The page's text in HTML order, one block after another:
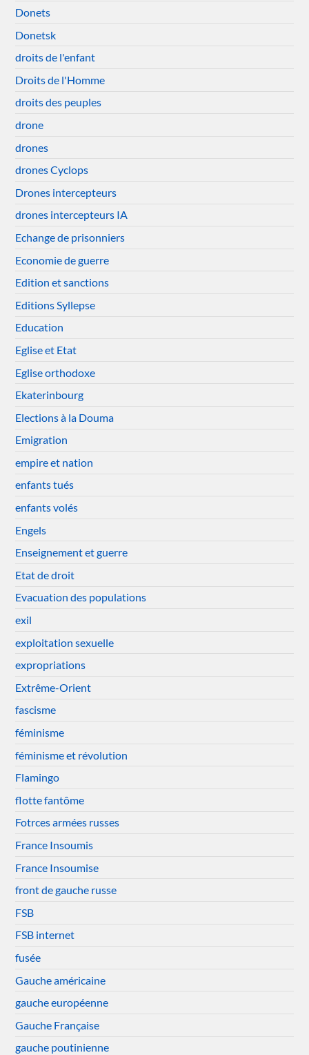
Donets
Donetsk
droits de l'enfant
Droits de l'Homme
droits des peuples
drone
drones
drones Cyclops
Drones intercepteurs
drones intercepteurs IA
Echange de prisonniers
Economie de guerre
Edition et sanctions
Editions Syllepse
Education
Eglise et Etat
Eglise orthodoxe
Ekaterinbourg
Elections à la Douma
Emigration
empire et nation
enfants tués
enfants volés
Engels
Enseignement et guerre
Etat de droit
Evacuation des populations
exil
exploitation sexuelle
expropriations
Extrême-Orient
fascisme
féminisme
féminisme et révolution
Flamingo
flotte fantôme
Fotrces armées russes
France Insoumis
France Insoumise
front de gauche russe
FSB
FSB internet
fusée
Gauche américaine
gauche européenne
Gauche Française
gauche poutinienne